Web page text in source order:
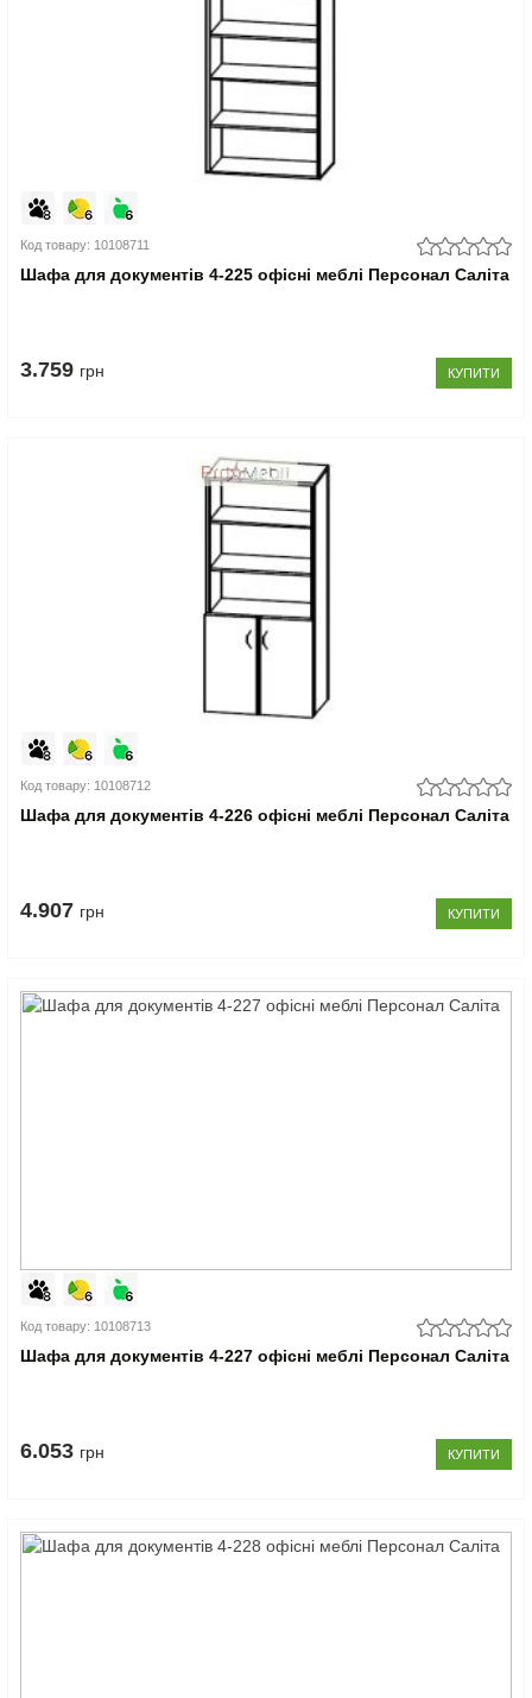
Код товару: 10108711
Шафа для документів 4-225 офісні меблі Персонал Саліта
3.759 грн КУПИТИ
Код товару: 10108712
Шафа для документів 4-226 офісні меблі Персонал Саліта
4.907 грн КУПИТИ
Код товару: 10108713
Шафа для документів 4-227 офісні меблі Персонал Саліта
6.053 грн КУПИТИ